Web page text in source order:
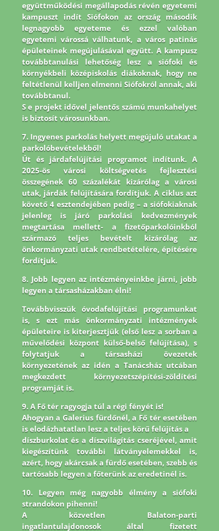
együttműködési megállapodás révén egyetemi
kampuszt indít Siófokon az ország második
legnagyobb egyeteme és ezzel valóban
egyetemi várossá válhatunk, a város patinás
épületeinek megújulásával együtt. A kampusz
továbbtanulási lehetőség lesz a siófoki és
környékbeli középiskolás diákoknak, hogy ne
feltétlenül kelljen elmenni Siófokról annak, aki
továbbtanul.
S e projekt idővel jelentős számú munkahelyet
is biztosít városunkban.
7. Ingyenes parkolás helyett megújuló utakat a
parkolóbevételekből!
Út és járdafelújítási programot indítunk. A
2025-ös városi költségvetés fejlesztési
összegének 60 százalékát kizárólag a városi
utak, járdák felújítására fordítjuk. A ciklus azt
követő 4 esztendejében pedig – a siófokiaknak
jelenleg is járó parkolási kedvezmények
megtartása mellett- a fizetőparkolóinkból
származó teljes bevételt kizárólag az
önkormányzati utak rendbetételére, építésére
fordítjuk.
8. Jobb legyen az intézményeinkbe járni, jobb
legyen a társasházakban élni!
Továbbvisszük óvodafelújítási programunkat
is, s ezt más önkormányzati intézmények
épületeire is kiterjesztjük (első lesz a sorban a
művelődési központ külső-belső felújítása), s
folytatjuk a társasháziövezetek
környezetének az idén a Tanácsház utcában
megkezdett környezetszépítési-zöldítési
programját is.
9. A Fő tér ragyogja túl a régi fényét is!
Ahogyan a Galerius fürdőnél, a Fő tér esetében
is elodázhatatlan lesz a teljes körű felújítás a
díszburkolat és a díszvilágítás cseréjével, amit
kiegészítünk további látványelemekkel is,
azért, hogy akárcsak a fürdő esetében, szebb és
tartósabb legyen a főterünk az eredetinél is.
10. Legyen még nagyobb élmény a siófoki
strandokon pihenni!
A közvetlen Balaton-parti
ingatlantulajdonosok által fizetett